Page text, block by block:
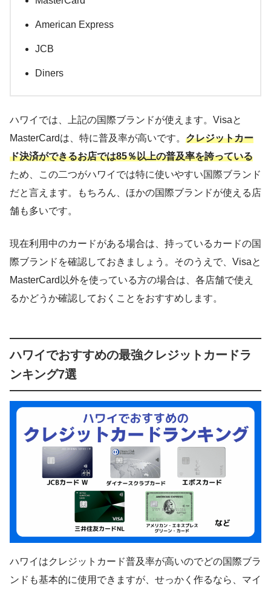
American Express
JCB
Diners
ハワイでは、上記の国際ブランドが使えます。Visaと
MasterCardは、特に普及率が高いです。 クレジットカー
ド決済ができるお店では85％以上の普及率を誇っている
ため、この二つがハワイでは特に使いやすい国際ブランド
だと言えます。もちろん、ほかの国際ブランドが使える店
舗も多いです。
現在利用中のカードがある場合は、持っているカードの国
際ブランドを確認しておきましょう。そのうえで、Visaと
MasterCard以外を使っている方の場合は、各店舗で使え
るかどうか確認しておくことをおすすめします。
ハワイでおすすめの最強クレジットカードラ
ンキング7選
ハワイはクレジットカード普及率が高いのでどの国際ブラ
ンドも基本的に使用できますが、せっかく作るなら、マイ